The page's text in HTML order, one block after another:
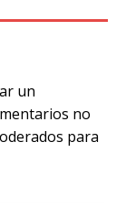
un
no
para